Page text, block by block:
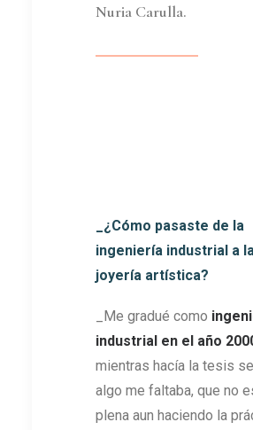
Nuria Carulla.
_¿Cómo pasaste de la
ingeniería industrial a la
joyería artística?
_Me gradué como
industrial en el año
mientras hacía la tesis
algo me faltaba, que no
plena aun haciendo la